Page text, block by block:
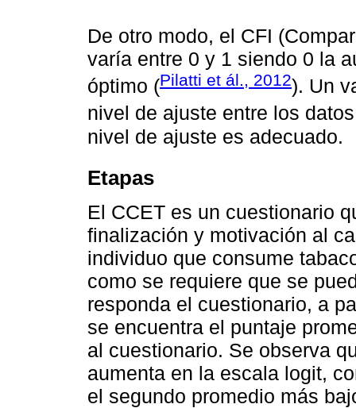
De otro modo, el CFI
varía entre 0 y 1 siendo 0 la
óptimo (Pilatti et ál., 2012). Un
nivel de ajuste entre los
nivel de ajuste es adecuado.
Etapas
El CCET es un cuestionario
finalización y motivación al
individuo que consume
como se requiere que se
responda el cuestionario, a
se encuentra el puntaje
al cuestionario. Se observa
aumenta en la escala logit,
el segundo promedio más